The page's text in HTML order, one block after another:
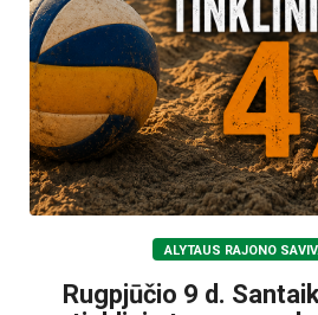
ALYTAUS RAJONO
Rugpjūčio 9 d.